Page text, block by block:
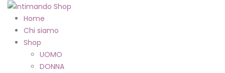
Home
Chi siamo
Shop
UOMO
DONNA